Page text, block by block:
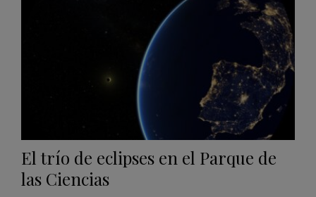
El trío de eclipses en el Parque de
las Ciencias